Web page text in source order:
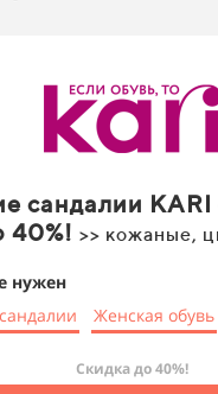
сандалии KARI
40%! >> кожаные,
нужен
Женская обувь
Скидка до 40%!